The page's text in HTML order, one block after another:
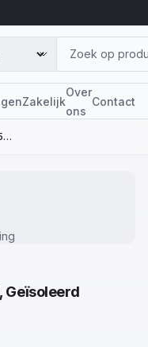
Zakelijk
Over
ons
Contact
Koper Draad, 15cm, 0.75mm², Geïsoleerd Netsnoer
Geïsoleerd